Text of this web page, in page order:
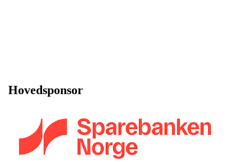
Hovedsponsor